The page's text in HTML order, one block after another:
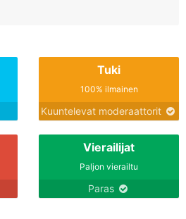
Tuki
100% ilmainen
Kuuntelevat moderaattorit
Vierailijat
Paljon vierailtu
Paras